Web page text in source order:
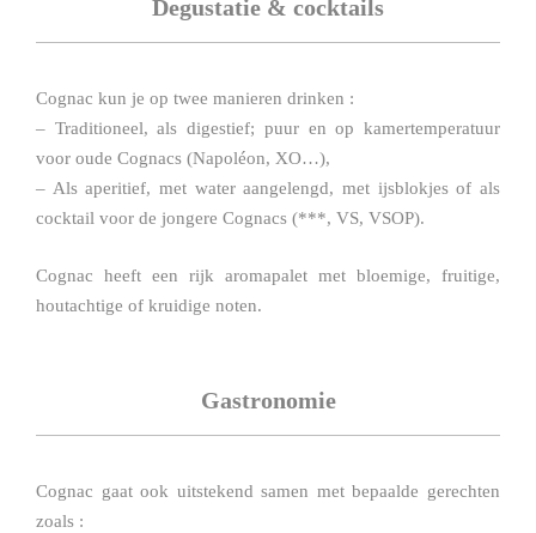
Degustatie & cocktails
Cognac kun je op twee manieren drinken :
– Traditioneel, als digestief; puur en op kamertemperatuur
voor oude Cognacs (Napoléon, XO…),
– Als aperitief, met water aangelengd, met ijsblokjes of als
cocktail voor de jongere Cognacs (***, VS, VSOP).
Cognac heeft een rijk aromapalet met bloemige, fruitige,
houtachtige of kruidige noten.
Gastronomie
Cognac gaat ook uitstekend samen met bepaalde gerechten
zoals :